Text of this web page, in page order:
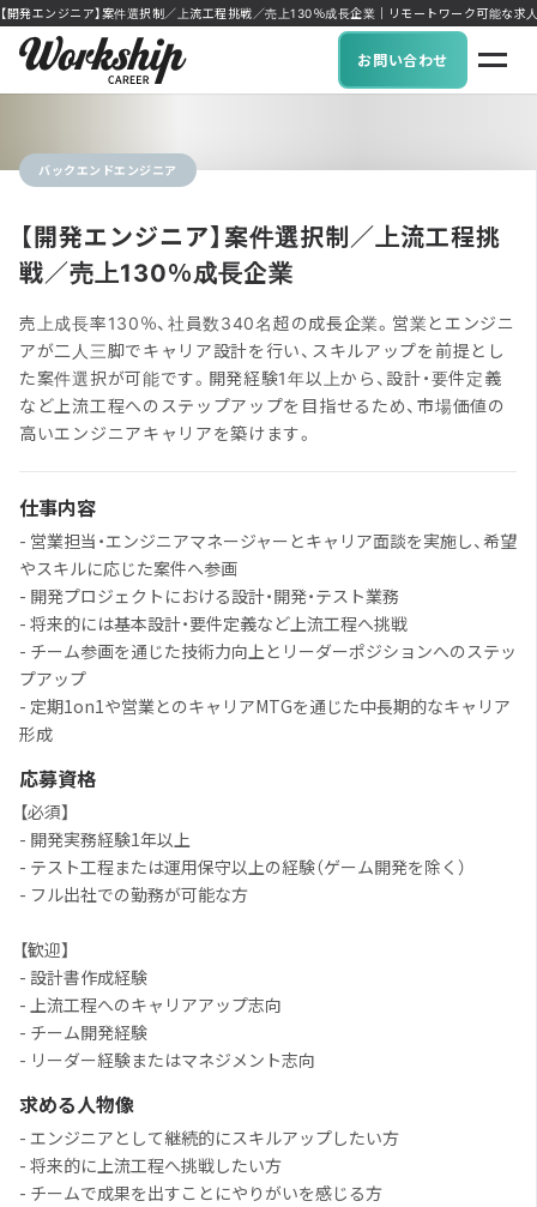
【開発エンジニア】案件選択制／上流工程挑戦／売上130％成長企業｜リモートワーク可能な求
お問い合わせ
バックエンドエンジニア
【開発エンジニア】案件選択制／上流工程挑
戦／売上130％成長企業
売上成長率130％、社員数340名超の成長企業。営業とエンジニ
アが二人三脚でキャリア設計を行い、スキルアップを前提とし
た案件選択が可能です。開発経験1年以上から、設計・要件定義
など上流工程へのステップアップを目指せるため、市場価値の
高いエンジニアキャリアを築けます。
仕事内容
- 営業担当・エンジニアマネージャーとキャリア面談を実施し、希望
やスキルに応じた案件へ参画
- 開発プロジェクトにおける設計・開発・テスト業務
- 将来的には基本設計・要件定義など上流工程へ挑戦
- チーム参画を通じた技術力向上とリーダーポジションへのステッ
プアップ
- 定期1on1や営業とのキャリアMTGを通じた中長期的なキャリア
形成
応募資格
【必須】
- 開発実務経験1年以上
- テスト工程または運用保守以上の経験（ゲーム開発を除く）
- フル出社での勤務が可能な方
【歓迎】
- 設計書作成経験
- 上流工程へのキャリアアップ志向
- チーム開発経験
- リーダー経験またはマネジメント志向
求める人物像
- エンジニアとして継続的にスキルアップしたい方
- 将来的に上流工程へ挑戦したい方
- チームで成果を出すことにやりがいを感じる方